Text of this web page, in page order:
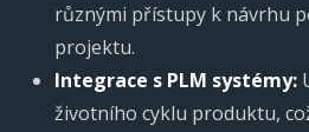
různými přístupy k návrhu
projektu.
Integrace s PLM systémy:
životního cyklu produktu,